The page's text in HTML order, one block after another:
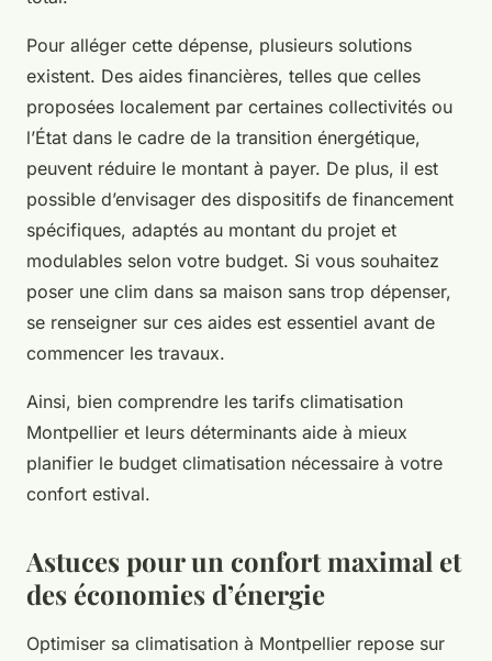
Pour alléger cette dépense, plusieurs solutions
existent. Des aides financières, telles que celles
proposées localement par certaines collectivités ou
l’État dans le cadre de la transition énergétique,
peuvent réduire le montant à payer. De plus, il est
possible d’envisager des dispositifs de financement
spécifiques, adaptés au montant du projet et
modulables selon votre budget. Si vous souhaitez
poser une clim dans sa maison sans trop dépenser,
se renseigner sur ces aides est essentiel avant de
commencer les travaux.
Ainsi, bien comprendre les tarifs climatisation
Montpellier et leurs déterminants aide à mieux
planifier le budget climatisation nécessaire à votre
confort estival.
Astuces pour un confort maximal et
des économies d’énergie
Optimiser sa climatisation à Montpellier repose sur